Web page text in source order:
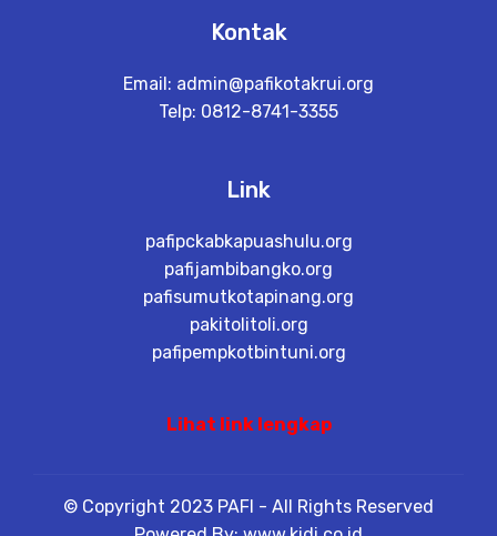
Kontak
Email: admin@pafikotakrui.org
Telp: 0812-8741-3355
Link
pafipckabkapuashulu.org
pafijambibangko.org
pafisumutkotapinang.org
pakitolitoli.org
pafipempkotbintuni.org
Lihat link lengkap
© Copyright 2023 PAFI - All Rights Reserved